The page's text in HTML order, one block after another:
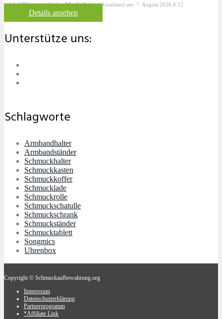
inkl. 19% gesetzlicher MwSt.Zuletzt aktualisiert am: 7. August 2026 8:12
Details ansehen
Unterstütze uns:
Schlagworte
Armbandhalter
Armbandständer
Schmuckhalter
Schmuckkasten
Schmuckkoffer
Schmucklade
Schmuckrolle
Schmuckschatulle
Schmuckschrank
Schmuckständer
Schmucktablett
Songmics
Uhrenbox
Copyright © Schmuckaufbewahrung.org
Impressum
Datenschutzerklärung
Partnerprogramm
*Affiliate Link